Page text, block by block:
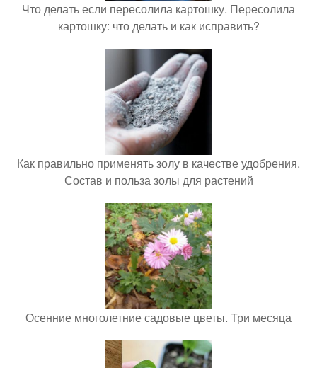
Что делать если пересолила картошку. Пересолила
картошку: что делать и как исправить?
Как правильно применять золу в качестве удобрения.
Состав и польза золы для растений
Осенние многолетние садовые цветы. Три месяца